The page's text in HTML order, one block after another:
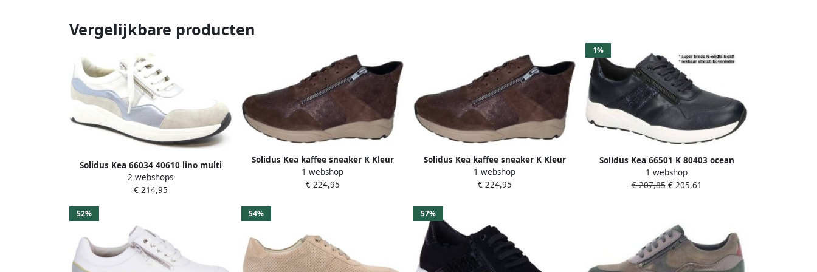
Vergelijkbare producten
Solidus Kea 66034 40610 lino multi
blauw
2 webshops
€ 214,95
Solidus Kea kaffee sneaker K Kleur
Bruin)
1 webshop
€ 224,95
Solidus Kea kaffee sneaker K Kleur
Bruin)
1 webshop
€ 224,95
1%
Solidus Kea 66501 K 80403 ocean
donkerblauw
1 webshop
€ 207,85€ 205,61
52% 54% 57%